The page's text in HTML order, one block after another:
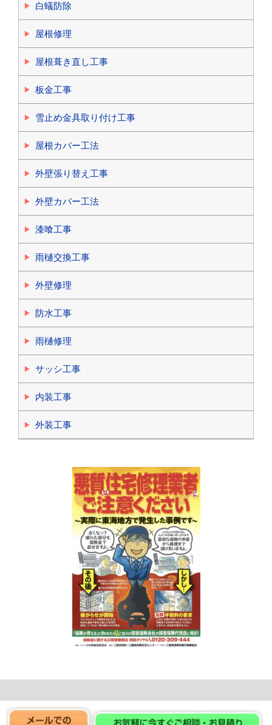
白蟻防除
屋根修理
屋根葺き直し工事
板金工事
雪止め金具取り付け工事
屋根カバー工法
外壁張り替え工事
外壁カバー工法
漆喰工事
雨樋交換工事
外壁修理
防水工事
雨樋修理
サッシ工事
内装工事
外装工事